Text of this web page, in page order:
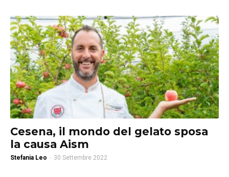
Cesena, il mondo del gelato sposa
la causa Aism
Stefania Leo - 30 Settembre 2022